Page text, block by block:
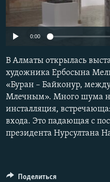
0:00
В Алматы открылась
художника Ербосына
«Буран – Байконур,
Млечным». Много шума
инсталляция,
входа. Это падающая с
президента Нурсултана
Поделиться